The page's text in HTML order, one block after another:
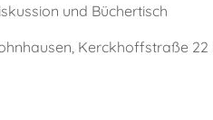
und Büchertisch
Kerckhoffstraße 22